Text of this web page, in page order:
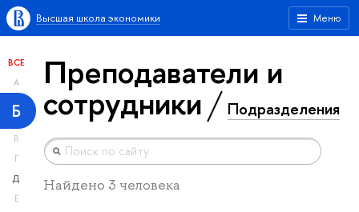
Меню
Высшая школа экономики
ВСЕ
А
Б
В
Г
Д
Е
Преподаватели и
сотрудники Подразделения
Найдено 3 человека